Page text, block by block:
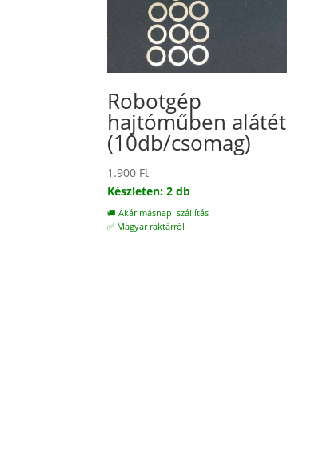
Robotgép
hajtóműben alátét
(10db/csomag)
1.900 Ft
Készleten: 2 db
🚚 Akár másnapi szállítás
✅ Magyar raktárról